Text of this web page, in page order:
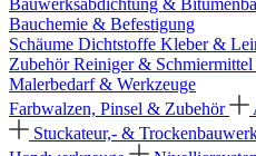
Bauwerksabdichtung &
Bauchemie & Befestigung
Schäume Dichtstoffe Kleber &
ZubehörReiniger & Schmiermittel
Malerbedarf & Werkzeuge
Farbwalzen, Pinsel & Zubehör
Stuckateur,- &